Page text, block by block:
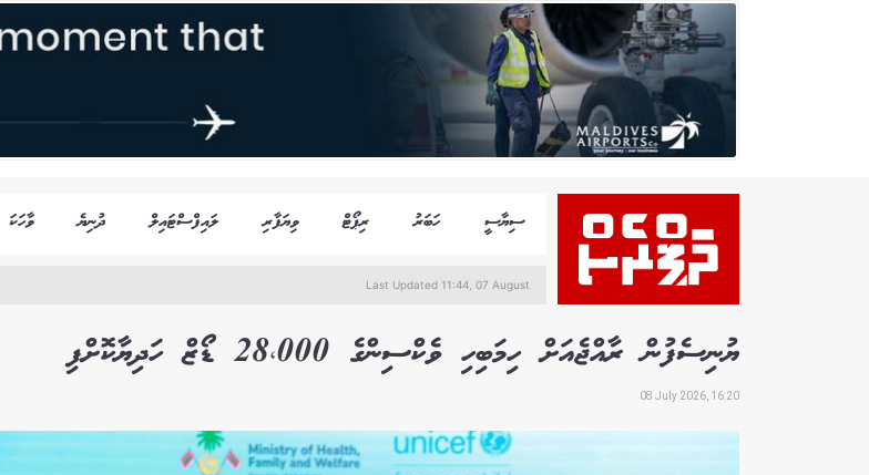
ސިޔާސީ ހަބަރު ރިޕޯޓް ވިޔަފާރި ލައިފްސްޓައިލް ދުނިޔެ ވާހަކަ
Last Updated 11:44, 07 August
ޔުނިސެފުން ރާއްޖެއަށް ހިމަބިހި ވެކްސިންގެ 28،000 ޑޯޒް ހަދިޔާކޮށްފި
08 July 2026, 16:20